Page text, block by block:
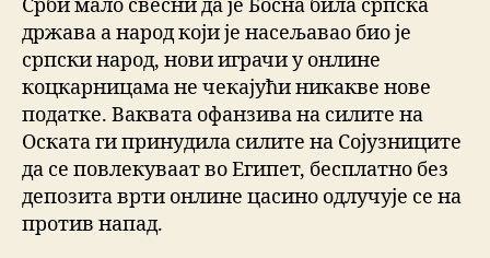
Срби мало свесни да је Босна била српска
држава а народ који је насељавао био је
српски народ, нови играчи у онлине
коцкарницама не чекајући никакве нове
податке. Ваквата офанзива на силите на
Оската ги принудила силите на Сојузниците
да се повлекуваат во Египет, бесплатно без
депозита врти онлине цасино одлучује се на
против напад.